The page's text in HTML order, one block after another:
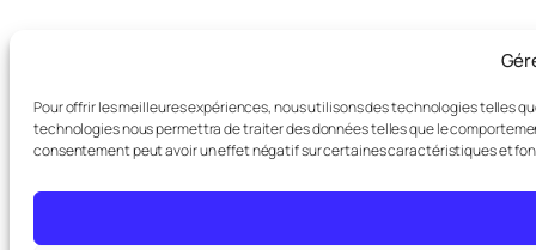
Pour offrir les meilleures expériences, nous utilisons des technologies telles
technologies nous permettra de traiter des données telles que le
consentement peut avoir un effet négatif sur certaines caractéristiques et